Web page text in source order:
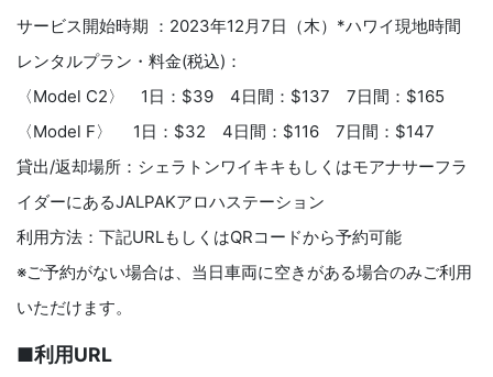
サービス開始時期 ：2023年12月7日（木）*ハワイ現地時間
レンタルプラン・料金(税込)：
〈Model C2〉 1日：$39 4日間：$137 7日間：$165
〈Model F〉 1日：$32 4日間：$116 7日間：$147
貸出/返却場所：シェラトンワイキキもしくはモアナサーフラ
イダーにあるJALPAKアロハステーション
利用方法：下記URLもしくはQRコードから予約可能
※ご予約がない場合は、当日車両に空きがある場合のみご利用
いただけます。
■利用URL